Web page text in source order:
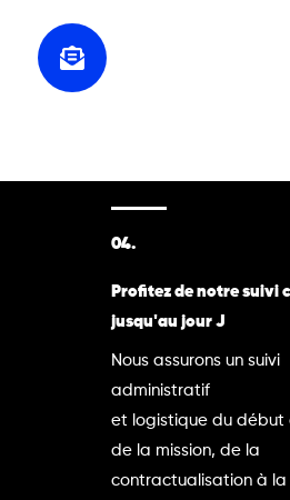
04.
Profitez de notre suivi
jusqu'au jour J
Nous assurons un suivi
administratif
et logistique du début
de la mission, de la
contractualisation à la